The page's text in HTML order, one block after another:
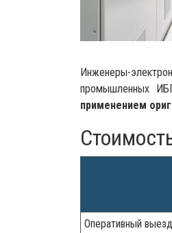
Инженеры-
промышленных
применением
Оперативный